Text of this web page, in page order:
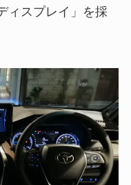
ィスプレイ」を採